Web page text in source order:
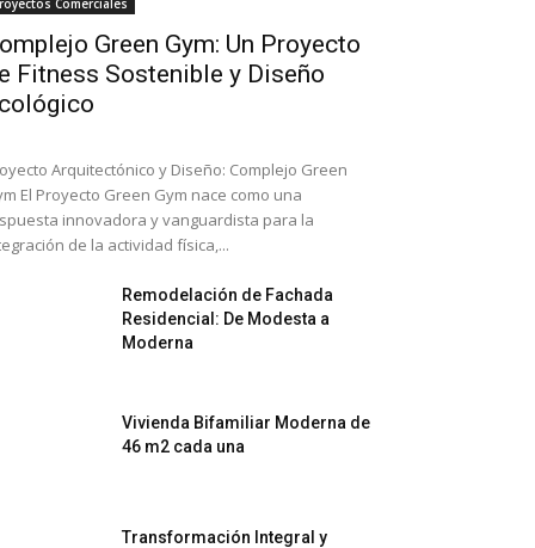
Comerciales
Green Gym: Un Proyecto
Fitness Sostenible y Diseño
Arquitectónico y Diseño: Complejo Green
El Proyecto Green Gym nace como una
innovadora y vanguardista para la
de la actividad física,...
Remodelación de Fachada
Residencial: De Modesta a
Moderna
Vivienda Bifamiliar Moderna de
46 m2 cada una
Transformación Integral y